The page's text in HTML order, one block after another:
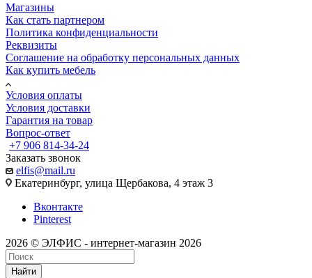
Магазины
Как стать партнером
Политика конфиденциальности
Реквизиты
Соглашение на обработку персональных данных
Как купить мебель
Условия оплаты
Условия доставки
Гарантия на товар
Вопрос-ответ
+7 906 814-34-24
Заказать звонок
elfis@mail.ru
Екатеринбург, улица Щербакова, 4 этаж 3
Вконтакте
Pinterest
2026 © ЭЛФИС - интернет-магазин 2026
Найти